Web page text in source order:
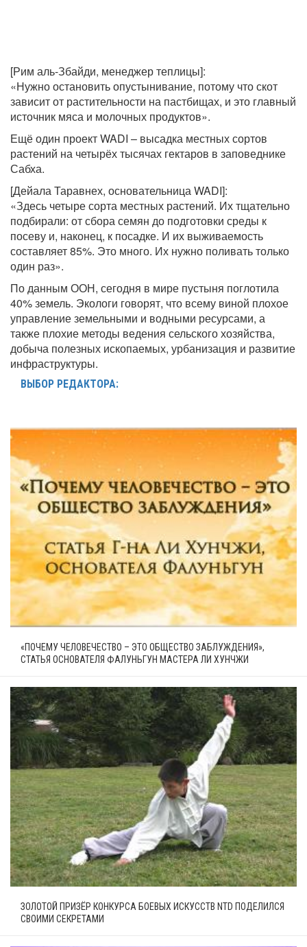
[Рим аль-Збайди, менеджер теплицы]:
«Нужно остановить опустынивание, потому что скот
зависит от растительности на пастбищах, и это главный
источник мяса и молочных продуктов».
Ещё один проект WADI – высадка местных сортов
растений на четырёх тысячах гектаров в заповеднике
Сабха.
[Дейала Таравнех, основательница WADI]:
«Здесь четыре сорта местных растений. Их тщательно
подбирали: от сбора семян до подготовки среды к
посеву и, наконец, к посадке. И их выживаемость
составляет 85%. Это много. Их нужно поливать только
один раз».
По данным ООН, сегодня в мире пустыня поглотила
40% земель. Экологи говорят, что всему виной плохое
управление земельными и водными ресурсами, а
также плохие методы ведения сельского хозяйства,
добыча полезных ископаемых, урбанизация и развитие
инфраструктуры.
ВЫБОР РЕДАКТОРА:
«ПОЧЕМУ ЧЕЛОВЕЧЕСТВО – ЭТО ОБЩЕСТВО ЗАБЛУЖДЕНИЯ»,
СТАТЬЯ ОСНОВАТЕЛЯ ФАЛУНЬГУН МАСТЕРА ЛИ ХУНЧЖИ
ЗОЛОТОЙ ПРИЗЁР КОНКУРСА БОЕВЫХ ИСКУССТВ NTD ПОДЕЛИЛСЯ
СВОИМИ СЕКРЕТАМИ